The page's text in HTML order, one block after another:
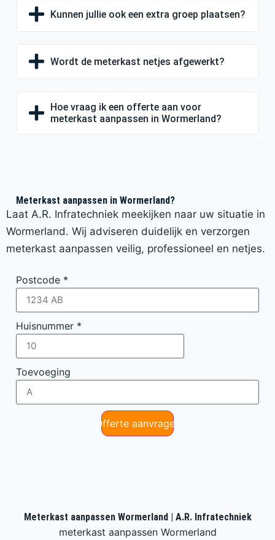
Kunnen jullie ook een extra groep plaatsen?
Wordt de meterkast netjes afgewerkt?
Hoe vraag ik een offerte aan voor
meterkast aanpassen in Wormerland?
Meterkast aanpassen in Wormerland?
Laat A.R. Infratechniek meekijken naar uw situatie in
Wormerland. Wij adviseren duidelijk en verzorgen
meterkast aanpassen veilig, professioneel en netjes.
Postcode *
Huisnummer *
Toevoeging
Offerte aanvragen
Meterkast aanpassen Wormerland | A.R. Infratechniek
meterkast aanpassen Wormerland